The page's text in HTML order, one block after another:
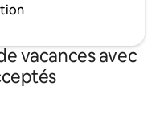
vacances avec